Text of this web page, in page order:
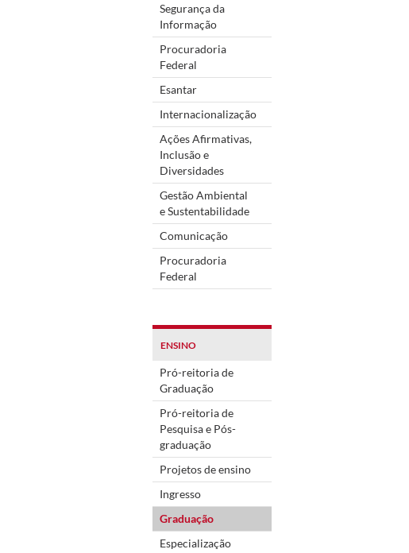
Segurança da
Informação
Procuradoria
Federal
Esantar
Internacionalização
Ações Afirmativas,
Inclusão e
Diversidades
Gestão Ambiental
e Sustentabilidade
Comunicação
Procuradoria
Federal
ENSINO
Pró-reitoria de
Graduação
Pró-reitoria de
Pesquisa e Pós-
graduação
Projetos de ensino
Ingresso
Graduação
Especialização